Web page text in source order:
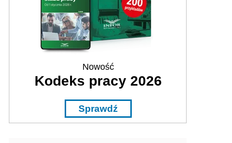
Nowość
Kodeks pracy 2026
Sprawdź